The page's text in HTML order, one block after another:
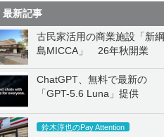
最新記事
古民家活用の商業施設「新綱
島MICCA」 26年秋開業
ChatGPT、無料で最新の
「GPT-5.6 Luna」提供
鈴木淳也のPay Attention